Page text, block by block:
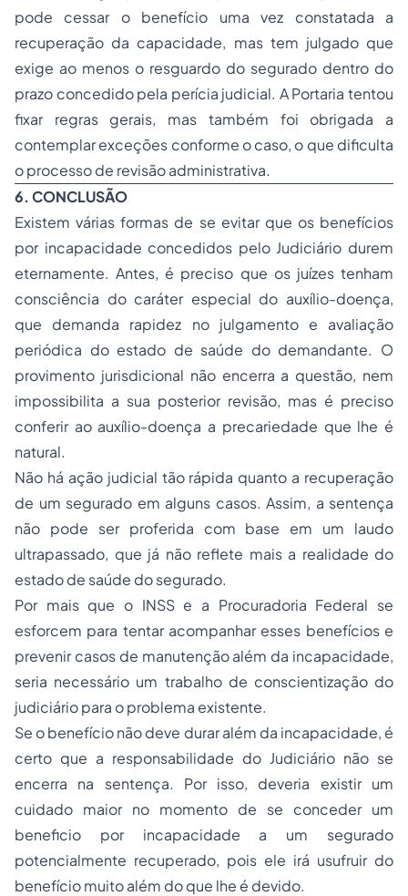
pode cessar o benefício uma vez constatada a
recuperação da capacidade, mas tem julgado que
exige ao menos o resguardo do segurado dentro do
prazo concedido pela perícia judicial. A Portaria tentou
fixar regras gerais, mas também foi obrigada a
contemplar exceções conforme o caso, o que dificulta
o processo de revisão administrativa.
6. CONCLUSÃO
Existem várias formas de se evitar que os benefícios
por incapacidade concedidos pelo Judiciário durem
eternamente. Antes, é preciso que os juízes tenham
consciência do caráter especial do auxílio-doença,
que demanda rapidez no julgamento e avaliação
periódica do estado de saúde do demandante. O
provimento jurisdicional não encerra a questão, nem
impossibilita a sua posterior revisão, mas é preciso
conferir ao auxílio-doença a precariedade que lhe é
natural.
Não há ação judicial tão rápida quanto a recuperação
de um segurado em alguns casos. Assim, a sentença
não pode ser proferida com base em um laudo
ultrapassado, que já não reflete mais a realidade do
estado de saúde do segurado.
Por mais que o INSS e a Procuradoria Federal se
esforcem para tentar acompanhar esses benefícios e
prevenir casos de manutenção além da incapacidade,
seria necessário um trabalho de conscientização do
judiciário para o problema existente.
Se o benefício não deve durar além da incapacidade, é
certo que a responsabilidade do Judiciário não se
encerra na sentença. Por isso, deveria existir um
cuidado maior no momento de se conceder um
beneficio por incapacidade a um segurado
potencialmente recuperado, pois ele irá usufruir do
benefício muito além do que lhe é devido.